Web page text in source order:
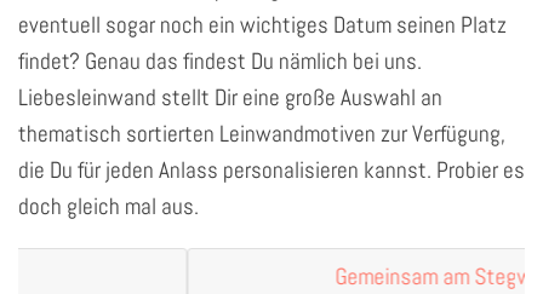
eventuell sogar noch ein wichtiges Datum seinen Platz
findet? Genau das findest Du nämlich bei uns.
Liebesleinwand stellt Dir eine große Auswahl an
thematisch sortierten Leinwandmotiven zur Verfügung,
die Du für jeden Anlass personalisieren kannst. Probier es
doch gleich mal aus.
Gemeinsam am Stegw...